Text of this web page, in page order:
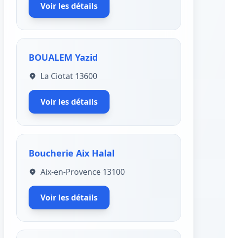
Voir les détails
BOUALEM Yazid
La Ciotat 13600
Voir les détails
Boucherie Aix Halal
Aix-en-Provence 13100
Voir les détails